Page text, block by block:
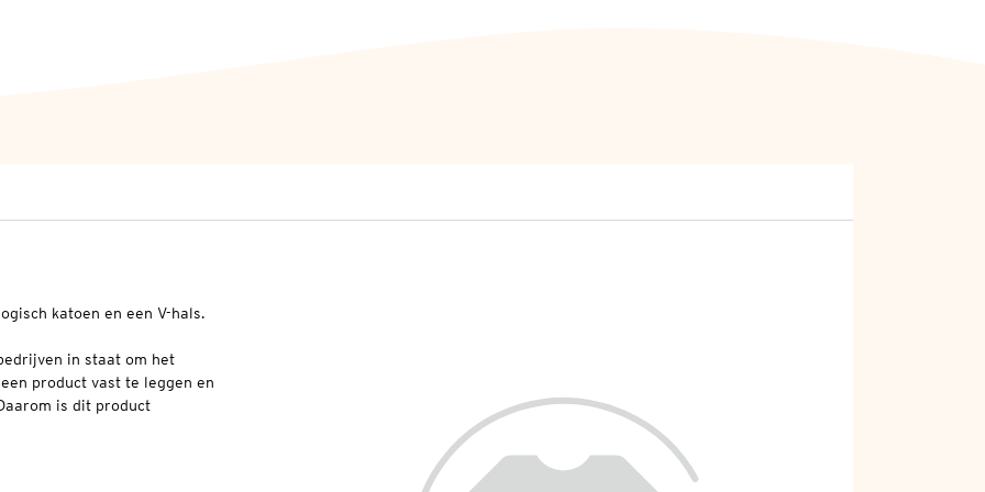
katoen en een V-hals.
in staat om het
product vast te leggen en
is dit product